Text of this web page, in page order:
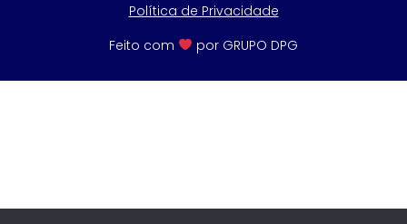
Política de Privacidade
Feito com
por GRUPO DPG